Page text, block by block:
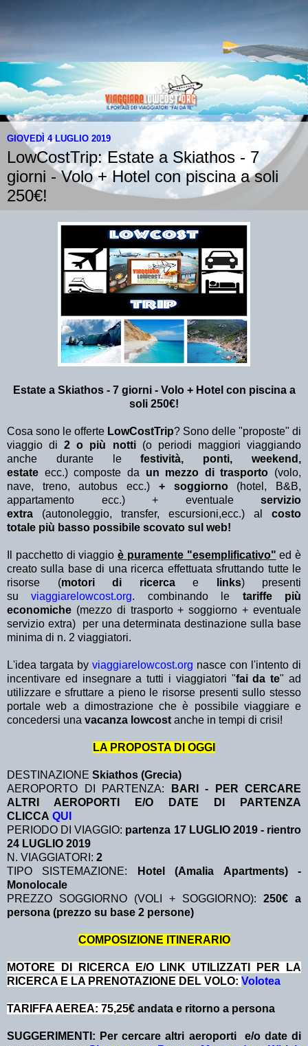
GIOVEDÌ 4 LUGLIO 2019
LowCostTrip: Estate a Skiathos - 7
giorni - Volo + Hotel con piscina a soli
250€!
Estate a Skiathos - 7 giorni - Volo + Hotel con piscina a
soli 250€!
Cosa sono le offerte LowCostTrip? Sono delle "proposte" di
viaggio di2 o più notti (o periodi maggiori viaggiando
anche durante lefestività, ponti, weekend,
estate ecc.) composte da un mezzo di trasporto (volo,
nave, treno, autobus ecc.) + soggiorno(hotel, B&B,
appartamento ecc.) + eventuale servizio
extra (autonoleggio, transfer, escursioni,ecc.) al costo
totale più basso possibile scovato sul web!
Il pacchetto di viaggio è puramente "esemplificativo" ed è
creato sulla base di una ricerca effettuata sfruttando tutte le
risorse (motori di ricerca e links) presenti
suviaggiarelowcost.org. combinando le tariffe più
economiche (mezzo di trasporto + soggiorno + eventuale
servizio extra)
per una determinata destinazione sulla base
minima di n. 2 viaggiatori.
L'idea targata by viaggiarelowcost.org nasce con l'intento di
incentivare ed insegnare a tutti i viaggiatori "fai da te" ad
utilizzare e sfruttare a pieno le risorse presenti sullo stesso
portale web a dimostrazione che è possibile viaggiare e
concedersi una vacanza lowcost anche in tempi di crisi!
LA PROPOSTA DI OGGI
DESTINAZIONE Skiathos (Grecia)
AEROPORTO DI PARTENZA:
BARI - PER CERCARE
ALTRI AEROPORTI E/O DATE DI PARTENZA
CLICCA QUI
PERIODO DI VIAGGIO: partenza 17 LUGLIO 2019 - rientro
24 LUGLIO 2019
N. VIAGGIATORI: 2
TIPO SISTEMAZIONE:
Hotel (Amalia Apartments) -
Monolocale
PREZZO SOGGIORNO (VOLI + SOGGIORNO): 250€ a
persona (prezzo su base 2 persone)
COMPOSIZIONE ITINERARIO
MOTORE DI RICERCA E/O LINK UTILIZZATI PER LA
RICERCA E LA PRENOTAZIONE DEL VOLO: Volotea
TARIFFA AEREA: 75,25€ andata e ritorno a persona
SUGGERIMENTI: Per cercare altri aeroporti e/o date di